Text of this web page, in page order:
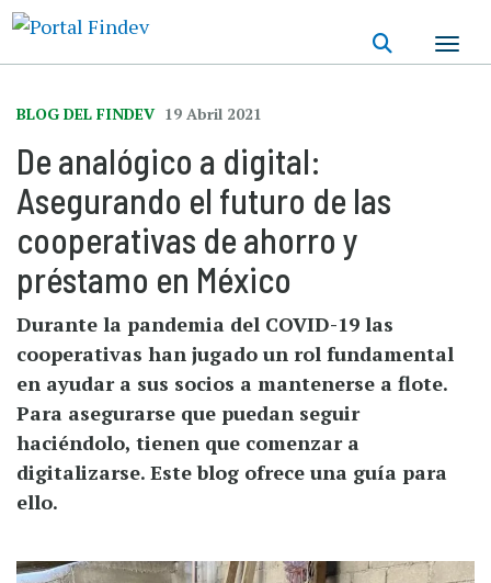
principal
BLOG DEL FINDEV 19 Abril 2021
De analógico a digital:
Asegurando el futuro de las
cooperativas de ahorro y
préstamo en México
Durante la pandemia del COVID-19 las
cooperativas han jugado un rol fundamental
en ayudar a sus socios a mantenerse a flote.
Para asegurarse que puedan seguir
haciéndolo, tienen que comenzar a
digitalizarse. Este blog ofrece una guía para
ello.